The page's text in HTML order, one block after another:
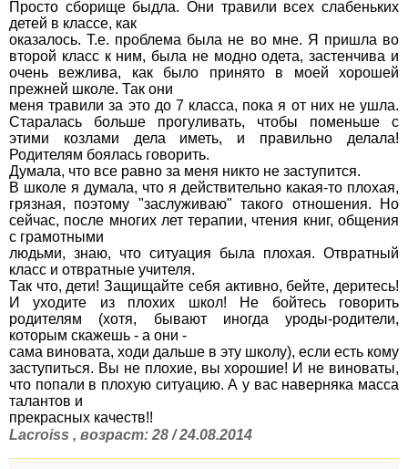
Просто сборище быдла. Они травили всех слабеньких
детей в классе, как
оказалось. Т.е. проблема была не во мне. Я пришла во
второй класс к ним, была не модно одета, застенчива и
очень вежлива, как было принято в моей хорошей
прежней школе. Так они
меня травили за это до 7 класса, пока я от них не ушла.
Старалась больше прогуливать, чтобы поменьше с
этими козлами дела иметь, и правильно делала!
Родителям боялась говорить.
Думала, что все равно за меня никто не заступится.
В школе я думала, что я действительно какая-то плохая,
грязная, поэтому "заслуживаю" такого отношения. Но
сейчас, после многих лет терапии, чтения книг, общения
с грамотными
людьми, знаю, что ситуация была плохая. Отвратный
класс и отвратные учителя.
Так что, дети! Защищайте себя активно, бейте, деритесь!
И уходите из плохих школ! Не бойтесь говорить
родителям (хотя, бывают иногда уроды-родители,
которым скажешь - а они -
сама виновата, ходи дальше в эту школу), если есть кому
заступиться. Вы не плохие, вы хорошие! И не виноваты,
что попали в плохую ситуацию. А у вас наверняка масса
талантов и
прекрасных качеств!!
Lacroiss , возраст: 28 / 24.08.2014